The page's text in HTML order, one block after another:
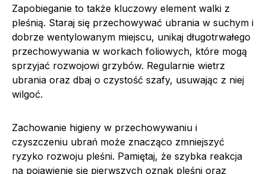
Zapobieganie to także kluczowy element walki z
pleśnią. Staraj się przechowywać ubrania w suchym i
dobrze wentylowanym miejscu, unikaj długotrwałego
przechowywania w workach foliowych, które mogą
sprzyjać rozwojowi grzybów. Regularnie wietrz
ubrania oraz dbaj o czystość szafy, usuwając z niej
wilgoć.
Zachowanie higieny w przechowywaniu i
czyszczeniu ubrań może znacząco zmniejszyć
ryzyko rozwoju pleśni. Pamiętaj, że szybka reakcja
na pojawienie się pierwszych oznak pleśni oraz